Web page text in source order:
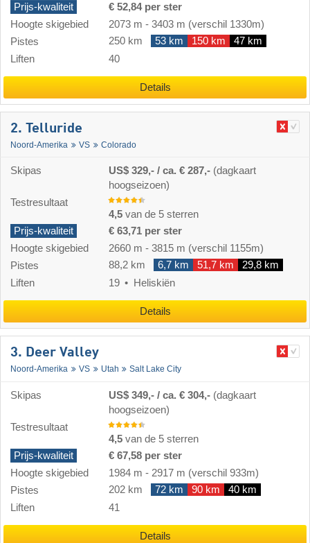
Prijs-kwaliteit
€ 52,84 per ster
Hoogte skigebied
2073 m - 3403 m (verschil 1330m)
Pistes
250 km 53 km 150 km
47 km
Liften
40
Details
2. Telluride
Noord-Amerika VS Colorado
Skipas US$ 329,- / ca. € 287,- (dagkaart
hoogseizoen)
Testresultaat
4,5 van de 5 sterren
Prijs-kwaliteit
€ 63,71 per ster
Hoogte skigebied
2660 m - 3815 m (verschil 1155m)
Pistes
88,2 km 6,7 km 51,7 km
29,8 km
Liften
19 Heliskiën
Details
3. Deer Valley
Noord-Amerika VS Utah Salt Lake City
Skipas US$ 349,- / ca. € 304,- (dagkaart
hoogseizoen)
Testresultaat
4,5 van de 5 sterren
Prijs-kwaliteit
€ 67,58 per ster
Hoogte skigebied
1984 m - 2917 m (verschil 933m)
Pistes
202 km 72 km 90 km
40 km
Liften
41
Details